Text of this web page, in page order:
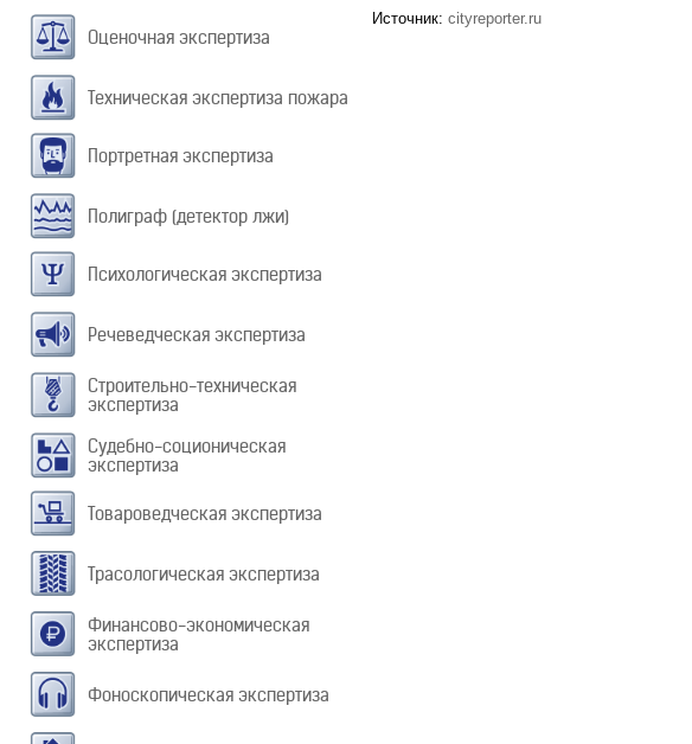
Оценочная экспертиза
Техническая экспертиза пожара
Портретная экспертиза
Полиграф (детектор лжи)
Психологическая экспертиза
Речеведческая экспертиза
Строительно-техническая
экспертиза
Судебно-соционическая
экспертиза
Товароведческая экспертиза
Трасологическая экспертиза
Финансово-экономическая
экспертиза
Фоноскопическая экспертиза
Источник: cityreporter.ru